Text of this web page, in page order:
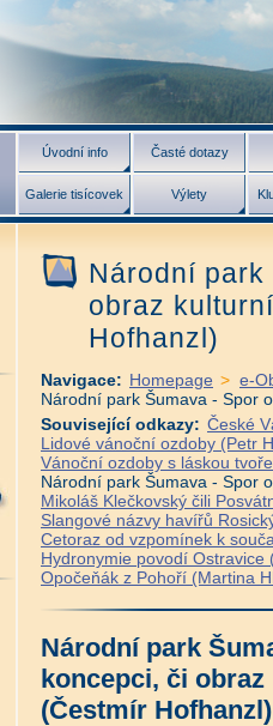
Úvodní info Časté dotazy
Galerie tisícovek Výlety
Národní park
obraz
Hofhanzl)
Navigace: Homepage > e-
Národní park Šumava - Spor
Související odkazy: České
Lidové vánoční ozdoby (Petr
Vánoční ozdoby s láskou
Národní park Šumava - Spor
Mikoláš Klečkovský čili
Slangové názvy havířů
Cetoraz od vzpomínek k
Hydronymie povodí
Opočeňák z Pohoří (Martina
Národní park
koncepci, či
(Čestmír Hofhanzl)